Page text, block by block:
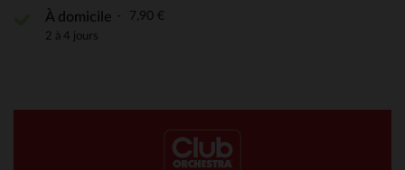
À domicile 7,90 €
2 à 4 jours